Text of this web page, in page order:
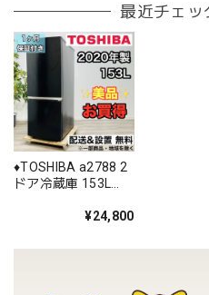
最近チェッ
♦️TOSHIBA a2788 2
ドア冷蔵庫 153L
¥24,800